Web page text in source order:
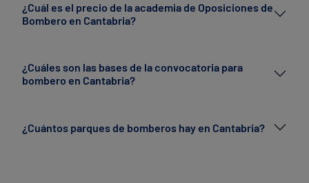
¿Cuál es el precio de la academia de Oposiciones de
Bombero en Cantabria?
¿Cuáles son las bases de la convocatoria para
bombero en Cantabria?
¿Cuántos parques de bomberos hay en Cantabria?